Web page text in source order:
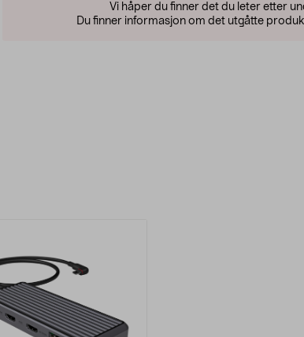
Vi håper du finner det du leter etter
Du finner informasjon om det utgåtte